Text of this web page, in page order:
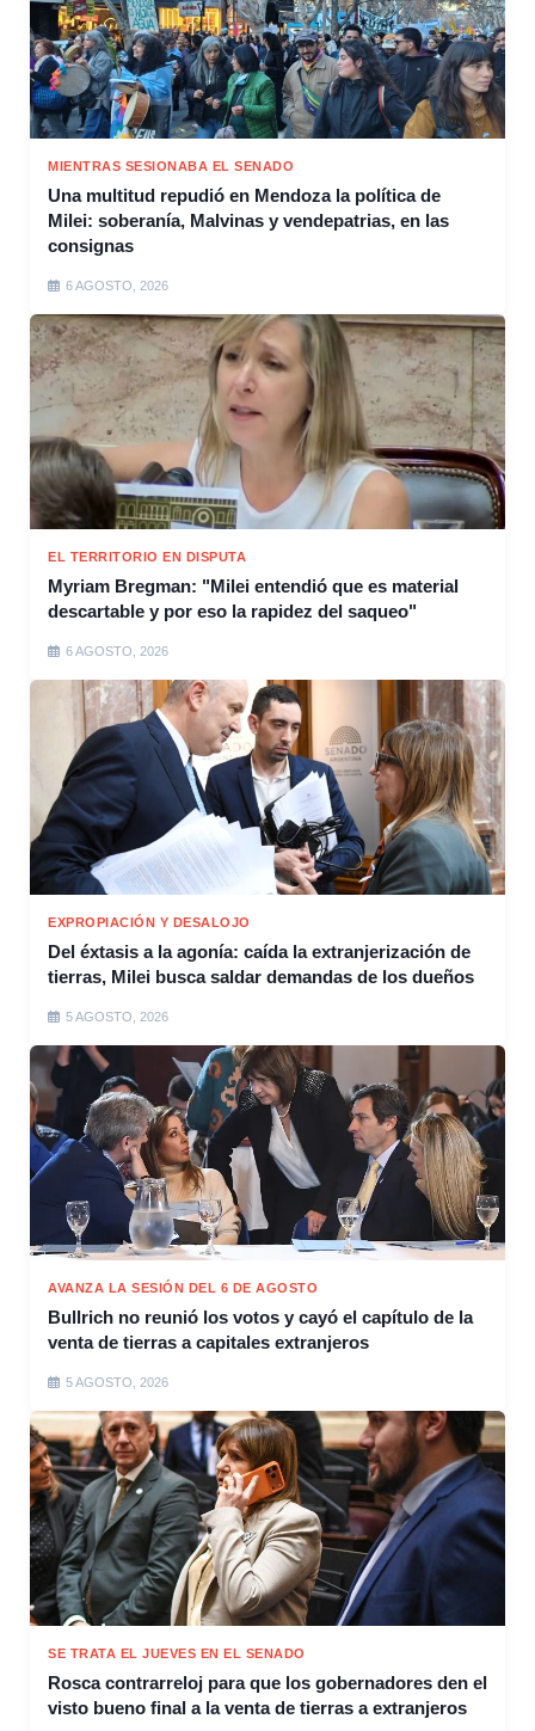
MIENTRAS SESIONABA EL SENADO
Una multitud repudió en Mendoza la política de
Milei: soberanía, Malvinas y vendepatrias, en las
consignas
6 AGOSTO, 2026
EL TERRITORIO EN DISPUTA
Myriam Bregman: "Milei entendió que es material
descartable y por eso la rapidez del saqueo"
6 AGOSTO, 2026
EXPROPIACIÓN Y DESALOJO
Del éxtasis a la agonía: caída la extranjerización de
tierras, Milei busca saldar demandas de los dueños
5 AGOSTO, 2026
AVANZA LA SESIÓN DEL 6 DE AGOSTO
Bullrich no reunió los votos y cayó el capítulo de la
venta de tierras a capitales extranjeros
5 AGOSTO, 2026
SE TRATA EL JUEVES EN EL SENADO
Rosca contrarreloj para que los gobernadores den el
visto bueno final a la venta de tierras a extranjeros